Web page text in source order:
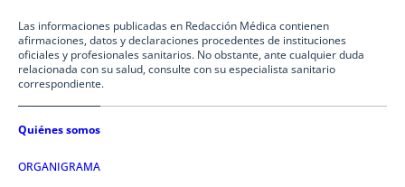
Las informaciones publicadas en Redacción Médica contienen
afirmaciones, datos y declaraciones procedentes de instituciones
oficiales y profesionales sanitarios. No obstante, ante cualquier duda
relacionada con su salud, consulte con su especialista sanitario
correspondiente.
Quiénes somos
ORGANIGRAMA